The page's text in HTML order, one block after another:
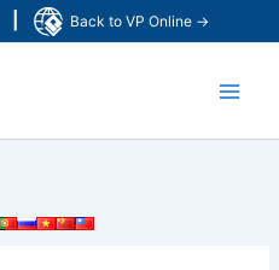
Back to VP Online →